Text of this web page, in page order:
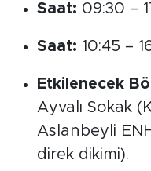
Saat: 09:30 –
Saat: 10:45 –
Etkilenecek
Ayvalı Sokak
Aslanbeyli
direk dikimi).